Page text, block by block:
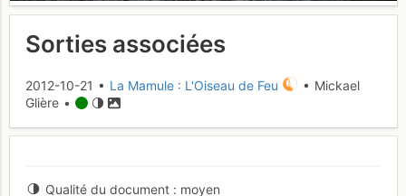
Sorties associées
2012-10-21 • La Mamule : L'Oiseau de Feu
• Mickael
Glière •
Qualité du document moyen